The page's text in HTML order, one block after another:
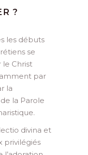
?
les débuts
se
Christ
par
la
la Parole
divina et
privilégiés